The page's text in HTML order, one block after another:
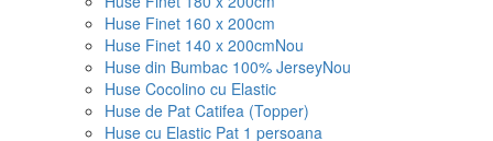
Huse Finet 160 x 200cm
Huse Finet 140 x 200cmNou
Huse din Bumbac 100% JerseyNou
Huse Cocolino cu Elastic
Huse de Pat Catifea (Topper)
Huse cu Elastic Pat 1 persoana